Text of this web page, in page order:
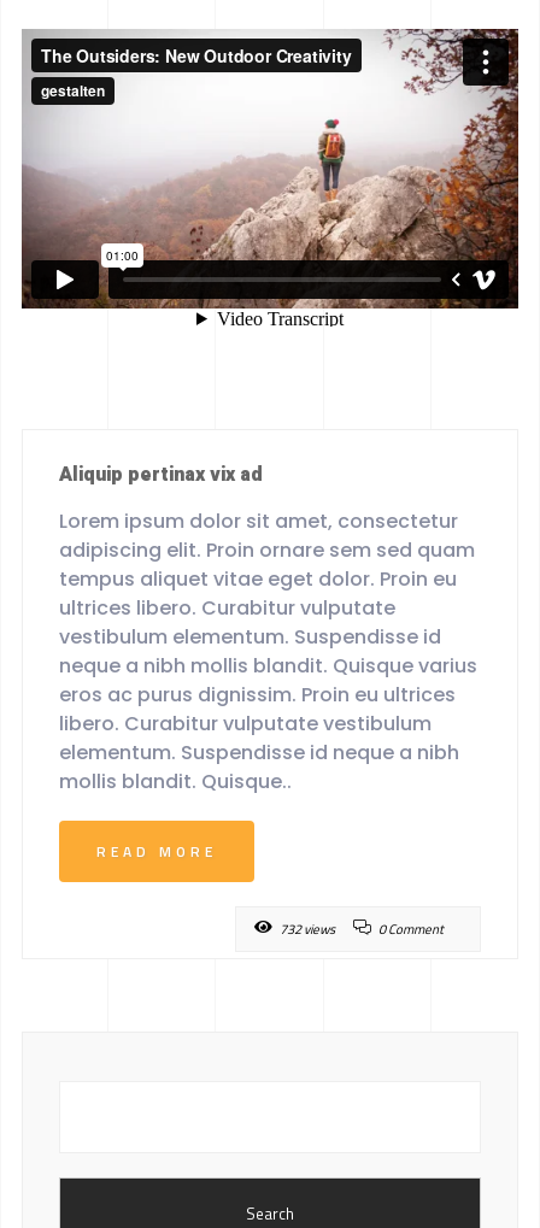
Aliquip pertinax vix ad
Lorem ipsum dolor sit amet, consectetur
adipiscing elit. Proin ornare sem sed quam
tempus aliquet vitae eget dolor. Proin eu
ultrices libero. Curabitur vulputate
vestibulum elementum. Suspendisse id
neque a nibh mollis blandit. Quisque varius
eros ac purus dignissim. Proin eu ultrices
libero. Curabitur vulputate vestibulum
elementum. Suspendisse id neque a nibh
mollis blandit. Quisque..
READ MORE
732 views 0 Comment
Search